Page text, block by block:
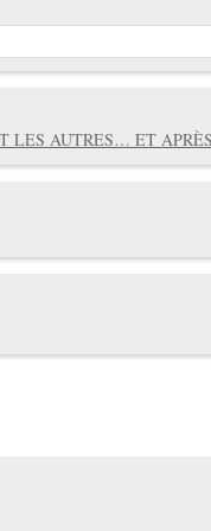
LES AUTRES… ET